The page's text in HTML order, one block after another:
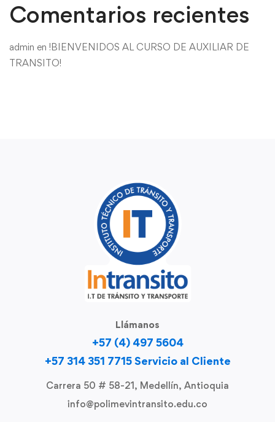
Comentarios recientes
admin en !BIENVENIDOS AL CURSO DE AUXILIAR DE
TRANSITO!
Llámanos
+57 (4) 497 5604
+57 314 351 7715 Servicio al Cliente
Carrera 50 # 58-21, Medellín, Antioquia
info@polimevintransito.edu.co